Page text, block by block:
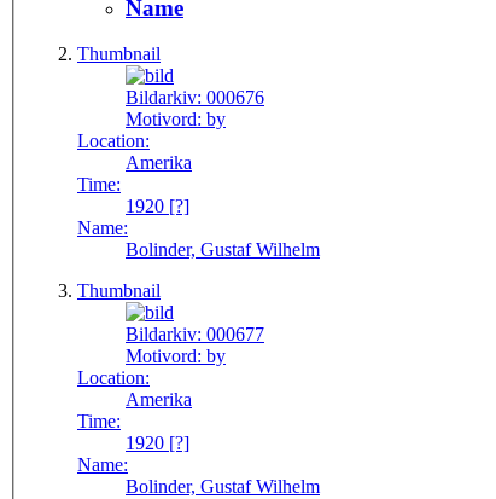
Name
Thumbnail
Bildarkiv: 000676
Motivord: by
Location:
Amerika
Time:
1920 [?]
Name:
Bolinder, Gustaf Wilhelm
Thumbnail
Bildarkiv: 000677
Motivord: by
Location:
Amerika
Time:
1920 [?]
Name:
Bolinder, Gustaf Wilhelm